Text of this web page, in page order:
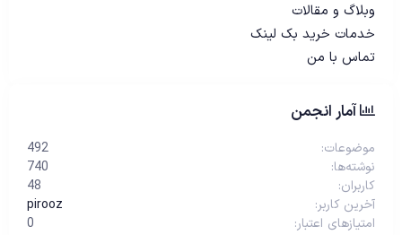
وبلاگ و مقالات
خدمات خرید بک لینک
تماس با من
آمار انجمن
موضوعات
492
نوشته‌ها
740
کاربران
48
آخرین کاربر
pirooz
امتیازهای اعتبار
0